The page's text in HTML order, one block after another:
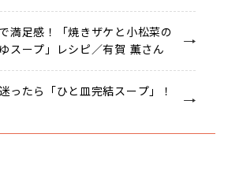
満足感！「焼きザケと小松菜の
スープ」レシピ／有賀 薫さん
ったら「ひと皿完結スープ」！